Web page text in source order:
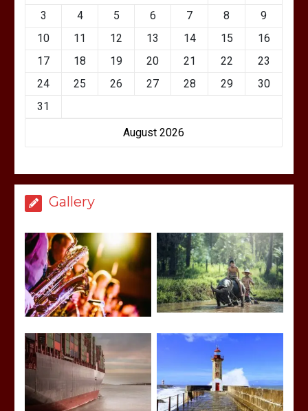
August 2026
3
4 5 6 7 8
9
10
11 12 13 14 15
16
17
18 19 20 21 22
23
24
25 26 27 28 29
30
31
Gallery